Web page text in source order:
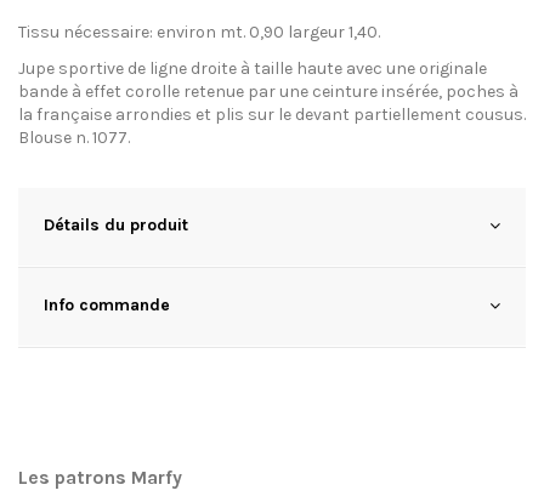
Tissu nécessaire: environ mt. 0,90 largeur 1,40.
Jupe sportive de ligne droite à taille haute avec une originale
bande à effet corolle retenue par une ceinture insérée, poches à
la française arrondies et plis sur le devant partiellement cousus.
Blouse n. 1077.
Détails du produit
Info commande
Les patrons Marfy